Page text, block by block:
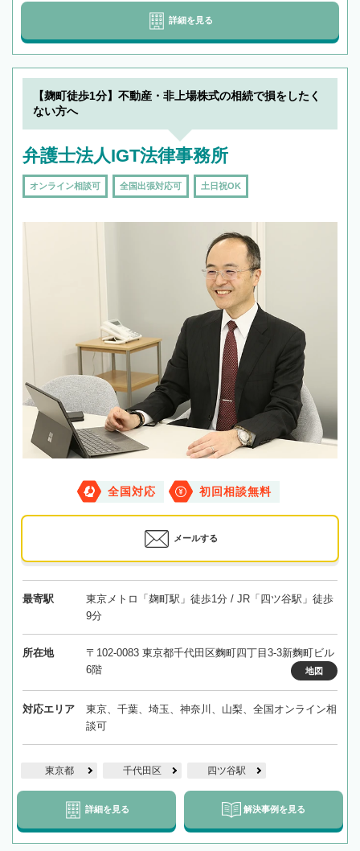
詳細を見る
【麹町徒歩1分】不動産・非上場株式の相続で損をしたく
ない方へ
弁護士法人IGT法律事務所
オンライン相談可 全国出張対応可 土日祝OK
全国対応 初回相談無料
メールする
最寄駅
東京メトロ「麹町駅」徒歩1分 / JR「四ツ谷駅」徒歩
9分
所在地
〒102-0083 東京都千代田区麴町四丁目3-3新麴町ビル
6階
地図
対応エリア
東京、千葉、埼玉、神奈川、山梨、全国オンライン相
談可
東京都 千代田区 四ツ谷駅
詳細を見る 解決事例を見る